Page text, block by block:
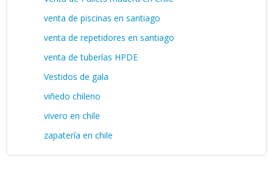
venta de piscinas en santiago
venta de repetidores en santiago
venta de tuberías HPDE
Vestidos de gala
viñedo chileno
vivero en chile
zapatería en chile